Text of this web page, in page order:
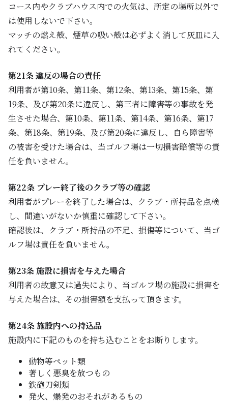
コース内やクラブハウス内での火気は、所定の場所以外で
は使用しないで下さい。
マッチの燃え殻、煙草の吸い殻は必ずよく消して灰皿に入
れてください。
第21条 違反の場合の責任
利用者が第10条、第11条、第12条、第13条、第15条、第
19条、及び第20条に違反し、第三者に障害等の事故を発
生させた場合、第10条、第11条、第14条、第16条、第17
条、第18条、第19条、及び第20条に違反し、自ら障害等
の被害を受けた場合は、当ゴルフ場は一切損害賠償等の責
任を負いません。
第22条 プレー終了後のクラブ等の確認
利用者がプレーを終了した場合は、クラブ・所持品を点検
し、間違いがないか慎重に確認して下さい。
確認後は、クラブ・所持品の不足、損傷等について、当ゴ
ルフ場は責任を負いません。
第23条 施設に損害を与えた場合
利用者の故意又は過失により、当ゴルフ場の施設に損害を
与えた場合は、その損害額を支払って頂きます。
第24条 施設内への持込品
施設内に下記のものを持ち込むことをお断りします。
動物等ペット類
著しく悪臭を放つもの
鉄砲刀剣類
発火、爆発のおそれがあるもの